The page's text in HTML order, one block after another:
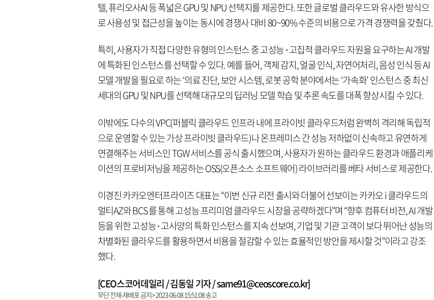
텔, 퓨리오사AI 등 폭넓은 GPU 및 NPU 선택지를 제공한다. 또한 글로벌 클라우드와 유사한 방식으
로 사용성 및 접근성을 높이는 동시에 경쟁사 대비 80~90% 수준의 비용으로 가격 경쟁력을 갖췄다.
특히, 사용자가 직접 다양한 유형의 인스턴스 중 고성능⬝고집적 클라우드 자원을 요구하는 AI 개발
에 특화된 인스턴스를 선택할 수 있다. 예를 들어, 객체 감지, 얼굴 인식, 자연어처리, 음성 인식 등 AI
모델 개발을 필요로 하는 ‘의료 진단, 보안 시스템, 로봇 공학 분야에서는 ‘가속화’ 인스턴스 중 최신
세대의 GPU 및 NPU를 선택해 대규모의 딥러닝 모델 학습 및 추론 속도를 대폭 향상시킬 수 있다.
이밖에도 다수의 VPC(퍼블릭 클라우드 인프라 내에 프라이빗 클라우드처럼 완벽히 격리해 독립적
으로 운영할 수 있는 가상 프라이빗 클라우드)나 온프레미스 간 성능 저하없이 신속하고 유연하게
연결해주는 서비스인 TGW 서비스를 공식 출시했으며, 사용자가 원하는 클라우드 환경과 애플리케
이션의 프로비저닝을 제공하는 OSS(오픈소스 소프트웨어) 라이브러리를 베타 서비스로 제공한다.
이경진 카카오엔터프라이즈 대표는 “이번 신규 리전 출시와 더불어 선보이는 카카오 i 클라우드의
멀티AZ와 BCS 를 통해 고성능 프리미엄 클라우드 시장을 공략하겠다"며 “향후 컴퓨터 비전, AI 개발
등을 위한 고성능⬝고사양의 특화 인스턴스를 지속 선보여, 기업 및 기관 고객이 보다 뛰어난 성능의
차별화된 클라우드를 활용하면서 비용을 절감할 수 있는 효율적인 방안을 제시할 것"이라고 강조
했다.
[CEO스코어데일리 / 김동일 기자 / same91@ceoscore.co.kr]
무단 전재-재배포 금지> 2023-06-08 15:51:08 송고